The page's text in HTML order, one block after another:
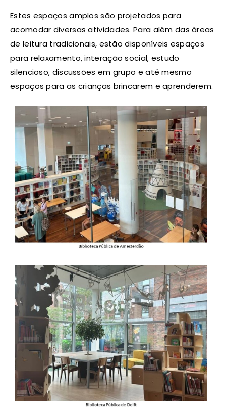
Estes espaços amplos são projetados para
acomodar diversas atividades. Para além das áreas
de leitura tradicionais, estão disponíveis espaços
para relaxamento, interação social, estudo
silencioso, discussões em grupo e até mesmo
espaços para as crianças brincarem e aprenderem.